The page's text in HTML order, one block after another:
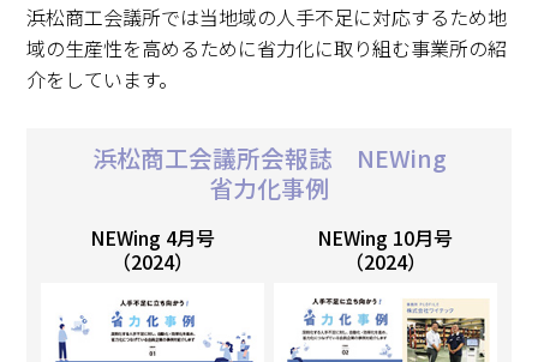
053-452-1111（代表）
8:30～18:00（土日祝休）
浜松商工会議所では当地域の人手不足に対応するため地
域の生産性を高めるために省力化に取り組む事業所の紹
介をしています。
浜松商工会議所会報誌 NEWing
省力化事例
NEWing 4月号
（2024）
NEWing 10月号
（2024）